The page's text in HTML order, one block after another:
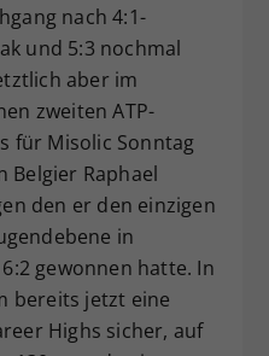
nach 4:1-
und 5:3 nochmal
aber im
zweiten ATP-
für Misolic Sonntag
Belgier Raphael
den er den einzigen
in
gewonnen hatte. In
bereits jetzt eine
Highs sicher, auf